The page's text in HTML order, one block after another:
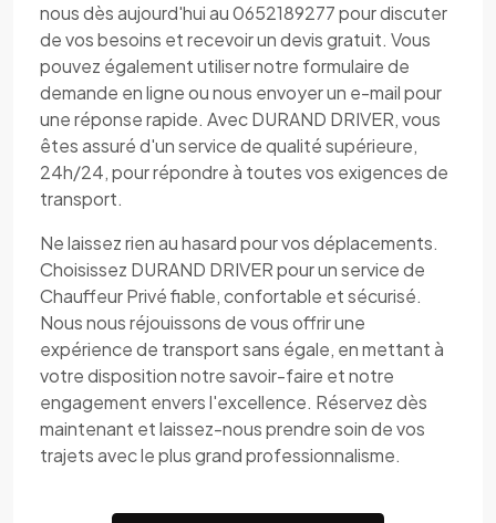
nous dès aujourd'hui au 0652189277 pour discuter
de vos besoins et recevoir un devis gratuit. Vous
pouvez également utiliser notre formulaire de
demande en ligne ou nous envoyer un e-mail pour
une réponse rapide. Avec DURAND DRIVER, vous
êtes assuré d'un service de qualité supérieure,
24h/24, pour répondre à toutes vos exigences de
transport.
Ne laissez rien au hasard pour vos déplacements.
Choisissez DURAND DRIVER pour un service de
Chauffeur Privé fiable, confortable et sécurisé.
Nous nous réjouissons de vous offrir une
expérience de transport sans égale, en mettant à
votre disposition notre savoir-faire et notre
engagement envers l'excellence. Réservez dès
maintenant et laissez-nous prendre soin de vos
trajets avec le plus grand professionnalisme.